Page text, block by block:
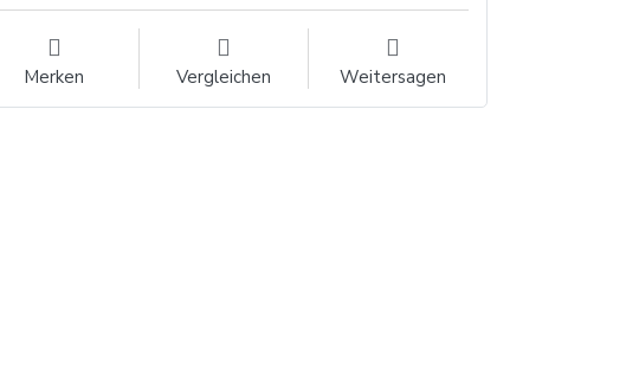
Merken Vergleichen Weitersagen